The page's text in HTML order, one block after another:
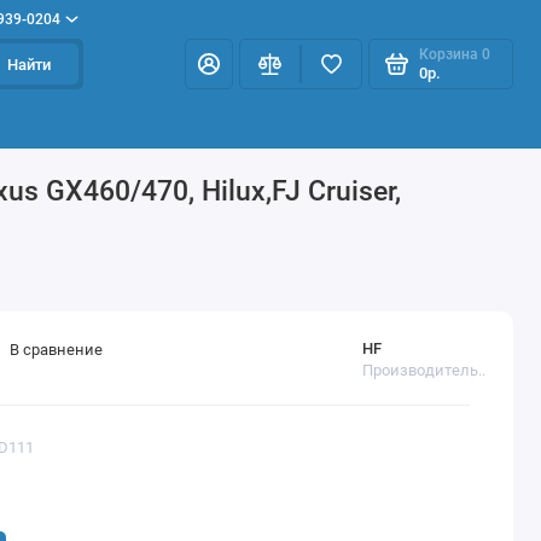
0204
Найти
Корзина 0
0р.
GX460/470, Hilux,FJ Cruiser,
HF
Производитель..
В сравнение